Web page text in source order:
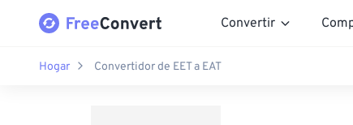
Convertir
Hogar Convertidor de EET a EAT